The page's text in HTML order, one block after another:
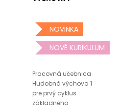
NOVINKA
NOVÉ KURIKULUM
Pracovná učebnica
Hudobná výchova 1
pre prvý cyklus
základného